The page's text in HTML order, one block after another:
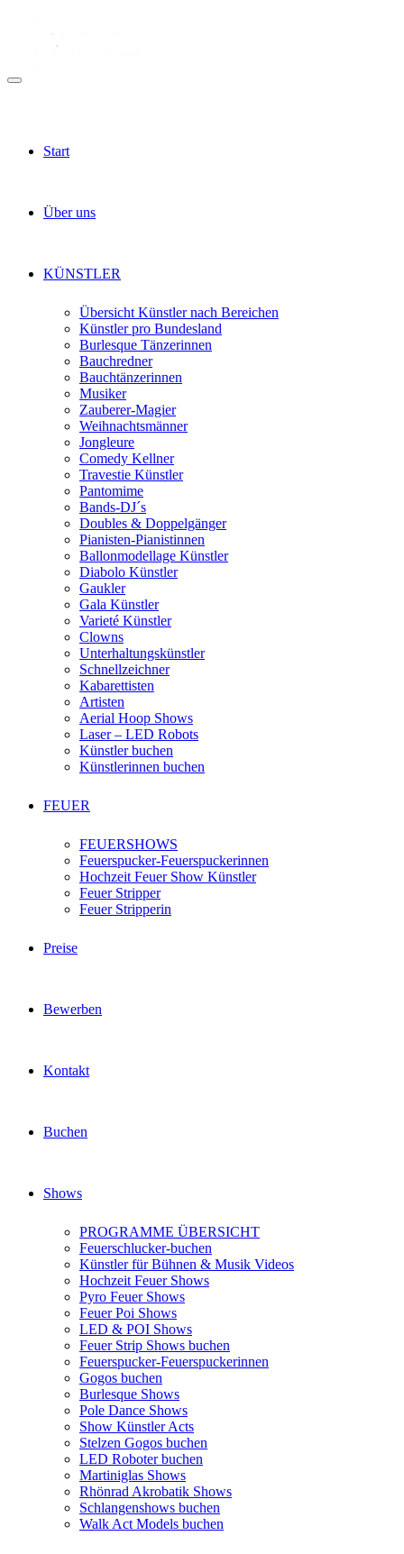
Start
Über uns
KÜNSTLER
Übersicht Künstler nach Bereichen
Künstler pro Bundesland
Burlesque Tänzerinnen
Bauchredner
Bauchtänzerinnen
Musiker
Zauberer-Magier
Weihnachtsmänner
Jongleure
Comedy Kellner
Travestie Künstler
Pantomime
Bands-DJ´s
Doubles & Doppelgänger
Pianisten-Pianistinnen
Ballonmodellage Künstler
Diabolo Künstler
Gaukler
Gala Künstler
Varieté Künstler
Clowns
Unterhaltungskünstler
Schnellzeichner
Kabarettisten
Artisten
Aerial Hoop Shows
Laser – LED Robots
Künstler buchen
Künstlerinnen buchen
FEUER
FEUERSHOWS
Feuerspucker-Feuerspuckerinnen
Hochzeit Feuer Show Künstler
Feuer Stripper
Feuer Stripperin
Preise
Bewerben
Kontakt
Buchen
Shows
PROGRAMME ÜBERSICHT
Feuerschlucker-buchen
Künstler für Bühnen & Musik Videos
Hochzeit Feuer Shows
Pyro Feuer Shows
Feuer Poi Shows
LED & POI Shows
Feuer Strip Shows buchen
Feuerspucker-Feuerspuckerinnen
Gogos buchen
Burlesque Shows
Pole Dance Shows
Show Künstler Acts
Stelzen Gogos buchen
LED Roboter buchen
Martiniglas Shows
Rhönrad Akrobatik Shows
Schlangenshows buchen
Walk Act Models buchen